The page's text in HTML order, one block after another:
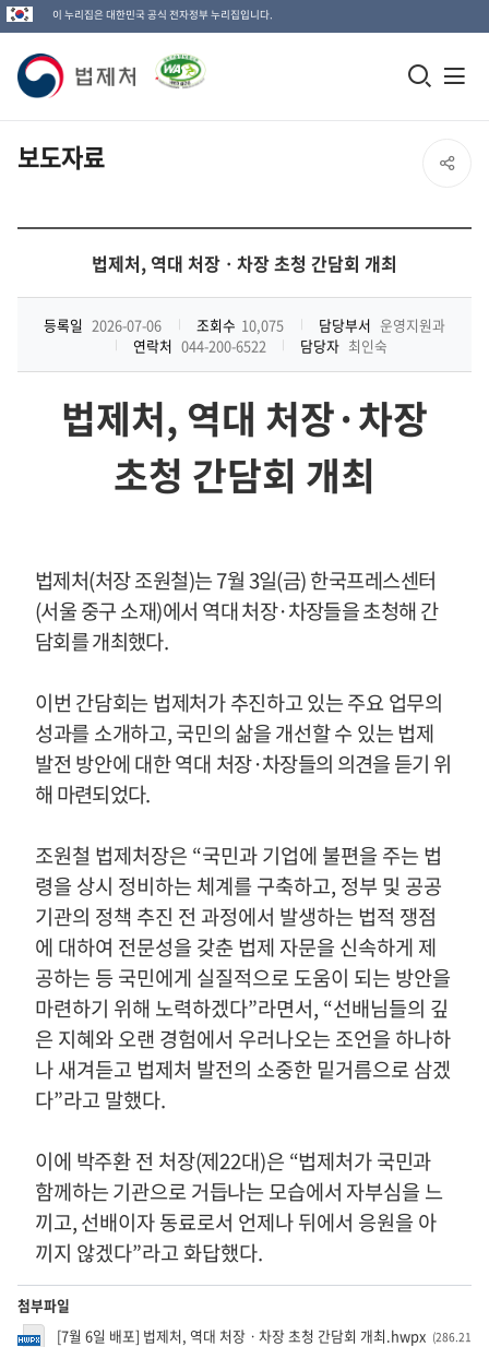
이 누리집은 대한민국 공식 전자정부 누리집입니다.
법
제
처
고
모
기
보도자료 SNS
열
법제처, 역대 처장ㆍ차장 초청 간담회 개최
등록일 2026-07-06 조회수 10,075 담당부서 운영지원과
연락처 044-200-6522 담당자 최인숙
법제처, 역대 처장·차장
초청 간담회 개최
법제처(처장 조원철)는7월3일(금)한국프레스센터
(서울 중구 소재)에서 역대 처장·차장들을 초청해 간
담회를 개최했다.
이번 간담회는 법제처가 추진하고 있는 주요 업무의
성과를 소개하고,국민의 삶을 개선할 수 있는 법제
발전 방안에 대한 역대 처장·차장들의 의견을 듣기 위
해 마련되었다.
조원철 법제처장은 “국민과 기업에 불편을 주는 법
령을 상시 정비하는 체계를 구축하고, 정부 및 공공
기관의 정책 추진 전 과정에서 발생하는 법적 쟁점
에 대하여 전문성을 갖춘 법제 자문을 신속하게 제
공하는 등 국민에게 실질적으로 도움이 되는 방안을
마련하기 위해 노력하겠다”라면서, “선배님들의 깊
은 지혜와 오랜 경험에서 우러나오는 조언을 하나하
나 새겨듣고 법제처 발전의 소중한 밑거름으로 삼겠
다”라고 말했다.
이에 박주환 전 처장(제22대)은 “법제처가 국민과
함께하는 기관으로 거듭나는 모습에서 자부심을 느
끼고,선배이자 동료로서 언제나 뒤에서 응원을 아
끼지 않겠다”라고 화답했다.
첨부파일
[7월 6일 배포] 법제처, 역대 처장ㆍ차장 초청 간담회 개최.hwpx (286.21